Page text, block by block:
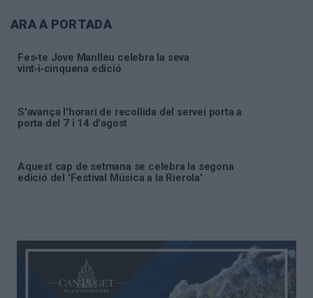
ARA A PORTADA
Fes‑te Jove Manlleu celebra la seva
vint‑i‑cinquena edició
S'avança l'horari de recollida del servei porta a
porta del 7 i 14 d'agost
Aquest cap de setmana se celebra la segona
edició del 'Festival Música a la Rierola'